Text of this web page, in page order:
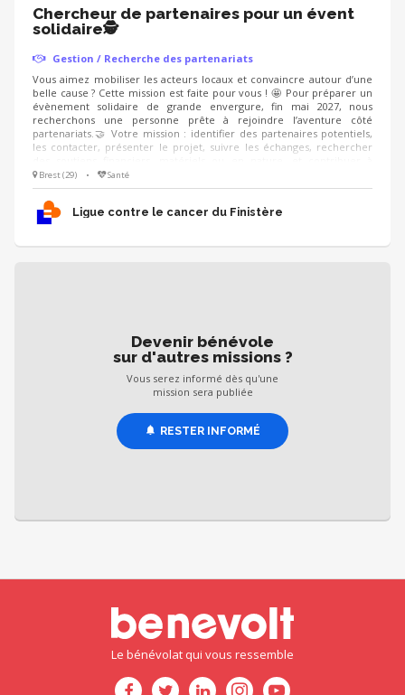
Chercheur de partenaires pour un évent
solidaire🕵
Gestion / Recherche des partenariats
Vous aimez mobiliser les acteurs locaux et convaincre autour d’une
belle cause ? Cette mission est faite pour vous ! 🤩 Pour préparer un
évènement solidaire de grande envergure, fin mai 2027, nous
recherchons une personne prête à rejoindre l’aventure côté
partenariats.🤝 Votre mission : identifier des partenaires potentiels,
les contacter, présenter le projet, suivre les échanges, rechercher
valoriser les partenaires engagés aux côtés de l’événement. On
recherche : un·e ambassadeur·rice convaincant·e, organisé·e, à l’aise
dans le contact, qui sait présenter un projet avec enthousiasme et
créer une relation de confiance.
Brest (29) • Santé
Ligue contre le cancer du Finistère
Devenir bénévole
sur d'autres missions ?
Vous serez informé dès qu'une
mission sera publiée
RESTER INFORMÉ
Le bénévolat qui vous ressemble